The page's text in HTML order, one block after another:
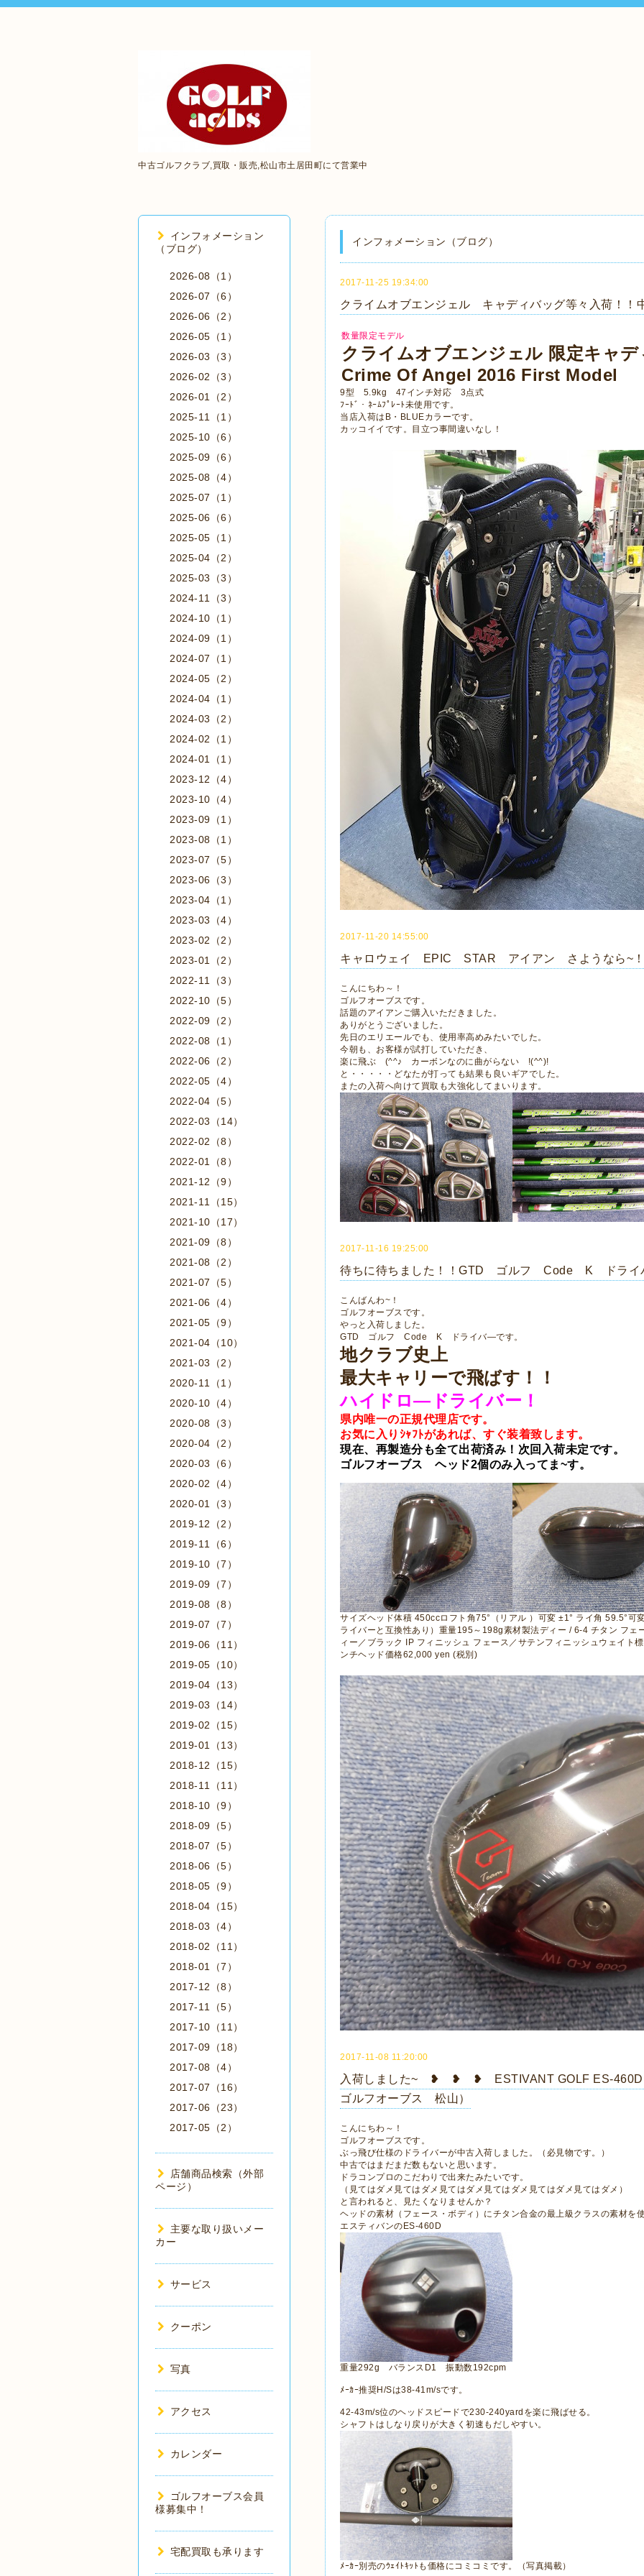
中古ゴルフクラブ,買取・販売,松山市土居田町にて営業中
インフォメーション（ブログ）
2017-11-25 19:34:00
クライムオブエンジェル キャディバッグ等々入荷！！
数量限定モデル
クライムオブエンジェル 限定キャ
Crime Of Angel 2016 First Model
9型 5.9kg 47インチ対応 3点式
ﾌｰﾄﾞ・ﾈｰﾑﾌﾟﾚｰﾄ未使用です。
当店入荷はB・BLUEカラーです。
カッコイイです。目立つ事間違いなし！
2017-11-20 14:55:00
キャロウェイ EPIC STAR アイアン さようなら~
こんにちわ～！
ゴルフオーブスです。
話題のアイアンご購入いただきました。
ありがとうございました。
先日のエリエールでも、使用率高めみたいでした。
今朝も、お客様が試打していただき、
楽に飛ぶ (^^♪ カーボンなのに曲がらない !(^^)!
と・・・・・どなたが打っても結果も良いギアでした。
またの入荷へ向けて買取も大強化してまいります。
2017-11-16 19:25:00
待ちに待ちました！！GTD ゴルフ Code K ドライ
こんばんわ~！
ゴルフオーブスです。
やっと入荷しました。
GTD ゴルフ Code K ドライバ―です。
地クラブ史上
最大キャリーで飛ばす！！
ハイドロ―ドライバー！
県内唯一の正規代理店です。
お気に入りｼｬﾌﾄがあれば、すぐ装着致します。
現在、再製造分も全て出荷済み！次回入荷未定です。
ゴルフオーブス ヘッド2個のみ入ってま~す。
サイズヘッド体積 450ccロフト角75°（リアル ）可変 ±1° ライ角 59.5°可
ライバーと互換性あり）重量195～198g素材製法ディー / 6-4 チタン フェ
ィー／ブラック IP フィニッシュ フェース／サテンフィニッシュウェイト
ンチヘッド価格62,000 yen (税別)
2017-11-08 11:20:00
入荷しました~ ❥ ❥ ❥ ESTIVANT GOLF ES-
ゴルフオーブス 松山）
こんにちわ～！
ゴルフオーブスです。
ぶっ飛び仕様のドライバーが中古入荷しました。（必見物です。）
中古ではまだまだ数もないと思います。
ドラコンプロのこだわりで出来たみたいです。
（見てはダメ見てはダメ見てはダメ見てはダメ見てはダメ見てはダメ）
と言われると、見たくなりませんか？
ヘッドの素材（フェース・ボディ）にチタン合金の最上級クラスの素
エスティバンのES-460D
重量292g バランスD1 振動数192cpm
ﾒｰｶｰ推奨H/Sは38-41m/sです。
42-43m/s位のヘッドスピードで230-240yardを楽に飛ばせる。
シャフトはしなり戻りが大きく初速もだしやすい。
ﾒｰｶｰ別売のｳｪｲﾄｷｯﾄも価格にコミコミです。（写真掲載）
インフォメーション
（ブログ）
2026-08（1）
2026-07（6）
2026-06（2）
2026-05（1）
2026-03（3）
2026-02（3）
2026-01（2）
2025-11（1）
2025-10（6）
2025-09（6）
2025-08（4）
2025-07（1）
2025-06（6）
2025-05（1）
2025-04（2）
2025-03（3）
2024-11（3）
2024-10（1）
2024-09（1）
2024-07（1）
2024-05（2）
2024-04（1）
2024-03（2）
2024-02（1）
2024-01（1）
2023-12（4）
2023-10（4）
2023-09（1）
2023-08（1）
2023-07（5）
2023-06（3）
2023-04（1）
2023-03（4）
2023-02（2）
2023-01（2）
2022-11（3）
2022-10（5）
2022-09（2）
2022-08（1）
2022-06（2）
2022-05（4）
2022-04（5）
2022-03（14）
2022-02（8）
2022-01（8）
2021-12（9）
2021-11（15）
2021-10（17）
2021-09（8）
2021-08（2）
2021-07（5）
2021-06（4）
2021-05（9）
2021-04（10）
2021-03（2）
2020-11（1）
2020-10（4）
2020-08（3）
2020-04（2）
2020-03（6）
2020-02（4）
2020-01（3）
2019-12（2）
2019-11（6）
2019-10（7）
2019-09（7）
2019-08（8）
2019-07（7）
2019-06（11）
2019-05（10）
2019-04（13）
2019-03（14）
2019-02（15）
2019-01（13）
2018-12（15）
2018-11（11）
2018-10（9）
2018-09（5）
2018-07（5）
2018-06（5）
2018-05（9）
2018-04（15）
2018-03（4）
2018-02（11）
2018-01（7）
2017-12（8）
2017-11（5）
2017-10（11）
2017-09（18）
2017-08（4）
2017-07（16）
2017-06（23）
2017-05（2）
店舗商品検索（外部
ページ）
主要な取り扱いメー
カー
サービス
クーポン
写真
アクセス
カレンダー
ゴルフオーブス会員
様募集中！
宅配買取も承ります